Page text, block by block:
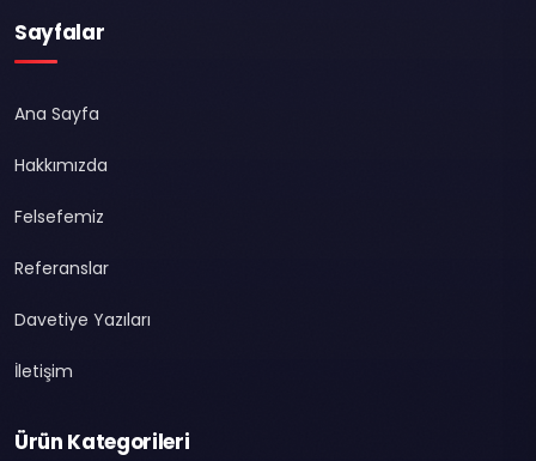
Sayfalar
Ana Sayfa
Hakkımızda
Felsefemiz
Referanslar
Davetiye Yazıları
İletişim
Ürün Kategorileri